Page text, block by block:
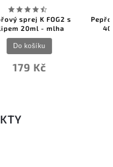
Pepřový sprej EQUALIZER2
40ml - tekutá střela
197 Kč
Do košíku